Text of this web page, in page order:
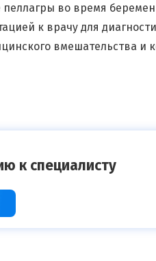
во время
к врачу для
вмешательства и
к специалисту